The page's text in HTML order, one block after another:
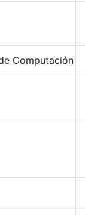
Computación